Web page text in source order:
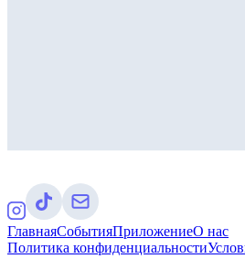
ГлавнаяСобытияПриложениеО нас
Политика конфиденциальности